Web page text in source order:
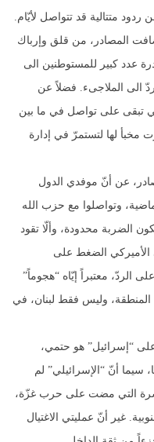
متتالية قد تتواصل لأيّام.
المصادر، من قلق وإرباك
عدد كبير للمستوطنين الى
الى الملاجىء. فضلاً عن
تبقى على تواصل في ما بين
مخبأ لها لتستمرّ في إدارة
عن أنّ موفدي الدول
وتواصلوا مع حزب الله
الضربة محدودة، وألّا تقود
الأميركي الضغط على
الردّ، معتبراً إيّاه “هجوماً”
وليس فقط لبنان، في
“إسرائيل” هو حتمي،
سيما أنّ “الإسرائيلي” لم
التي مضت على حرب غزّة،
غير أنّ عمليتي الاغتيال